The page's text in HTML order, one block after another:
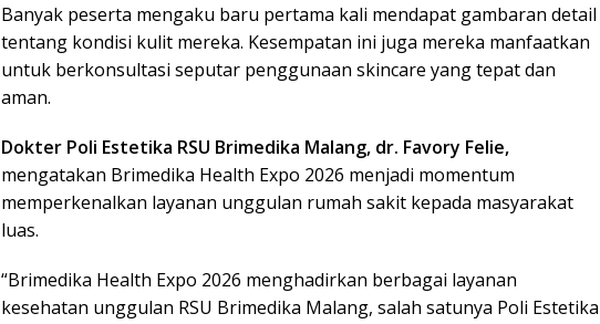
Banyak peserta mengaku baru pertama kali mendapat gambaran detail
tentang kondisi kulit mereka. Kesempatan ini juga mereka manfaatkan
untuk berkonsultasi seputar penggunaan skincare yang tepat dan
aman.
Dokter Poli Estetika RSU Brimedika Malang, dr. Favory Felie,
mengatakan Brimedika Health Expo 2026 menjadi momentum
memperkenalkan layanan unggulan rumah sakit kepada masyarakat
luas.
“Brimedika Health Expo 2026 menghadirkan berbagai layanan
kesehatan unggulan RSU Brimedika Malang, salah satunya Poli Estetika